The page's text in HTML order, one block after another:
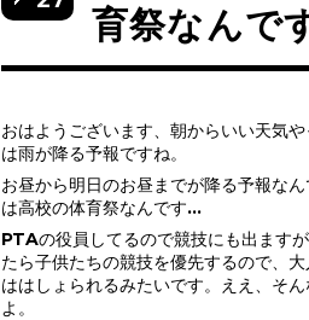
育祭なんで
おはようございます、朝からいい天気
は雨が降る予報ですね。
お昼から明日のお昼までが降る予報な
は高校の体育祭なんです…
PTAの役員してるので競技にも出ます
たら子供たちの競技を優先するので、
ははしょられるみたいです。ええ、そ
よ。